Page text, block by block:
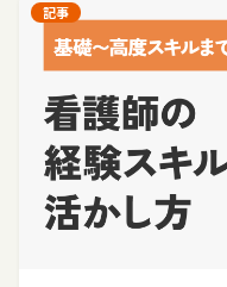
記事